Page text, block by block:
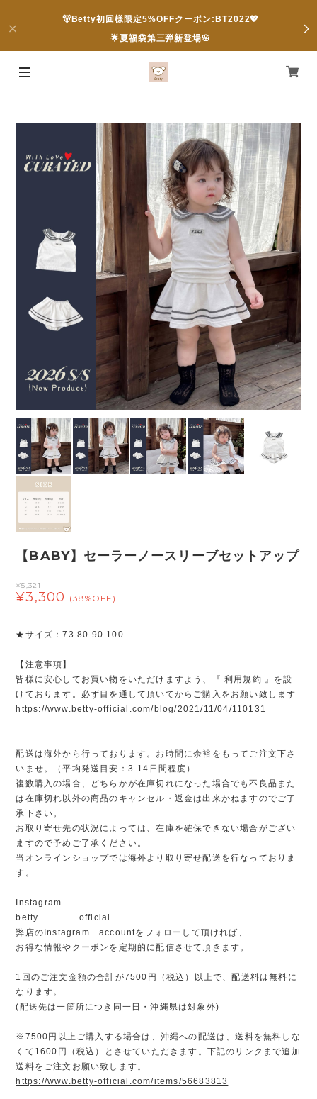
🐻Betty初回様限定5%OFFクーポン:BT2022💖
🌟夏福袋第三弾新登場🌸
【BABY】セーラーノースリーブセットアップ
¥5,321
¥3,300 (38%OFF)
★サイズ：73 80 90 100
【注意事項】
皆様に安心してお買い物をいただけますよう、『 利用規約 』を設
けております。必ず目を通して頂いてからご購入をお願い致します
https://www.betty-official.com/blog/2021/11/04/110131
配送は海外から行っております。お時間に余裕をもってご注文下さ
いませ。（平均発送目安：3-14日間程度）
複数購入の場合、どちらかが在庫切れになった場合でも不良品また
は在庫切れ以外の商品のキャンセル・返金は出来かねますのでご了
承下さい。
お取り寄せ先の状況によっては、在庫を確保できない場合がござい
ますので予めご了承ください。
当オンラインショップでは海外より取り寄せ配送を行なっておりま
す。
Instagram
betty_______official
弊店のInstagram accountをフォローして頂ければ、
お得な情報やクーポンを定期的に配信させて頂きます。
1回のご注文金額の合計が7500円（税込）以上で、配送料は無料に
なります。
(配送先は一箇所につき同一日・沖縄県は対象外)
※7500円以上ご購入する場合は、沖縄への配送は、送料を無料しな
くて1600円（税込）とさせていただきます。下記のリンクまで追加
送料をご注文お願い致します。
https://www.betty-official.com/items/56683813